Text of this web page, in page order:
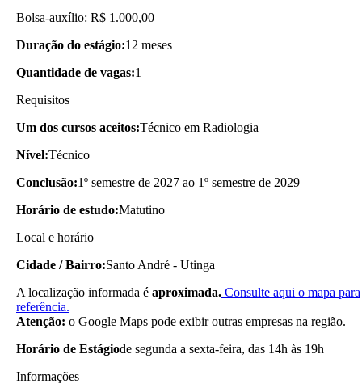
Bolsa-auxílio: R$ 1.000,00
Duração do estágio:12 meses
Quantidade de vagas:1
Requisitos
Um dos cursos aceitos:Técnico em Radiologia
Nível:Técnico
Conclusão:1º semestre de 2027 ao 1º semestre de 2029
Horário de estudo:Matutino
Local e horário
Cidade / Bairro:Santo André - Utinga
A localização informada é aproximada. Consulte aqui o mapa para
referência.
Atenção: o Google Maps pode exibir outras empresas na região.
Horário de Estágiode segunda a sexta-feira, das 14h às 19h
Informações